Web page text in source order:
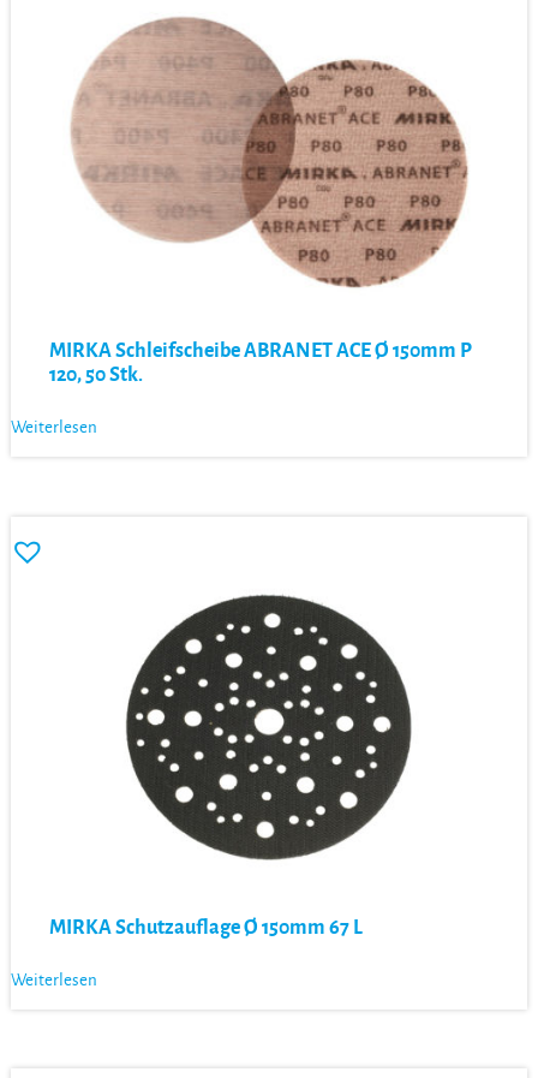
MIRKA Schleifscheibe ABRANET ACE Ø 150mm P
120, 50 Stk.
Weiterlesen
MIRKA Schutzauflage Ø 150mm 67 L
Weiterlesen